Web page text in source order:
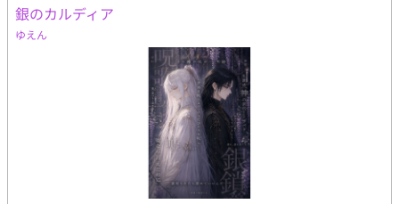
ンセル×ユール）です。 頑張ってイチャイチャさせてます！百
合男子書いてみたかったんですよ～（出来心） ＨＯＴランキング
ありがとうございます！(*‘ω‘ *)ﾜｰｲﾜｰｲ！ 完結表記しました！応援
ありがとうございます♪
銀のカルディア
ゆえん